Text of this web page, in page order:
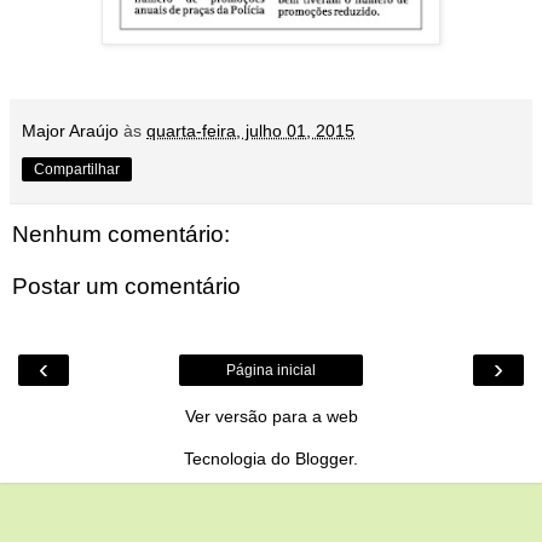
Major Araújo às quarta-feira, julho 01, 2015
Compartilhar
Nenhum comentário:
Postar um comentário
‹ ›
Página inicial
Ver versão para a web
Tecnologia do Blogger.